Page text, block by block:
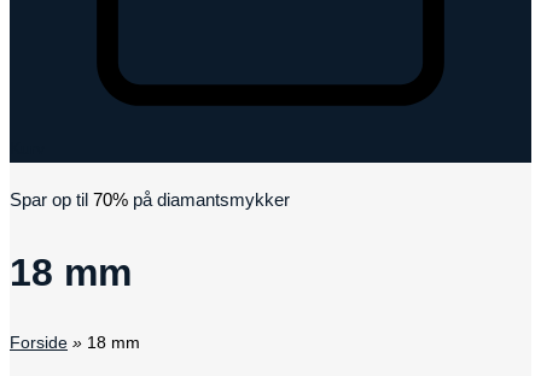
Spar op til 70% på diamantsmykker
18 mm
Forside » 18 mm